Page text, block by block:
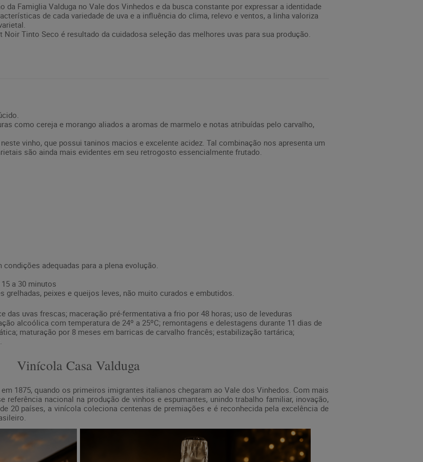
da Famiglia Valduga no Vale dos Vinhedos e da busca constante por expressar a identidade
de cada variedade de uva e a influência do clima, relevo e ventos, a linha valoriza
Tinto Seco é resultado da cuidadosa seleção das melhores uvas para sua produção.
como cereja e morango aliados a aromas de marmelo e notas atribuídas pelo carvalho,
vinho, que possui taninos macios e excelente acidez. Tal combinação nos apresenta um
são ainda mais evidentes em seu retrogosto essencialmente frutado.
adequadas para a plena evolução.
a 30 minutos
grelhadas, peixes e queijos leves, não muito curados e embutidos.
das uvas frescas; maceração pré-fermentativa a frio por 48 horas; uso de leveduras
alcoólica com temperatura de 24º a 25ºC; remontagens e delestagens durante 11 dias de
maturação por 8 meses em barricas de carvalho francês; estabilização tartárica;
Vinícola Casa Valduga
1875, quando os primeiros imigrantes italianos chegaram ao Vale dos Vinhedos. Com mais
referência nacional na produção de vinhos e espumantes, unindo trabalho familiar, inovação,
20 países, a vinícola coleciona centenas de premiações e é reconhecida pela excelência de